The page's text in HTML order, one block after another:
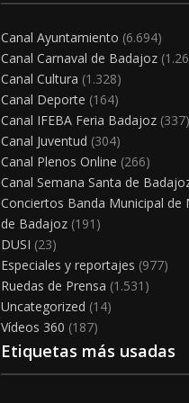
Canal Ayuntamiento (6.694)
Canal Carnaval de Badajoz
Canal Cultura (1.328)
Canal Deporte (164)
Canal IFEBA Feria Badajoz (337)
Canal Juventud (304)
Canal Plenos Online (266)
Canal Semana Santa de
Conciertos Banda Municipal de
de Badajoz (191)
DUSI (23)
Especiales y reportajes (977)
Ruedas de Prensa (1.531)
Uncategorized (14)
Vídeos 360 (187)
Etiquetas más usadas